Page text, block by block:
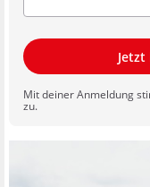
Mit deiner Anmeldung
zu.